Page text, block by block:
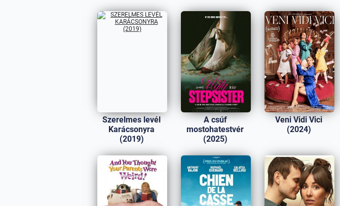
Szerelmes levél
Karácsonyra
(2019)
A csúf
mostohatestvér
(2025)
Veni Vidi Vici
(2024)